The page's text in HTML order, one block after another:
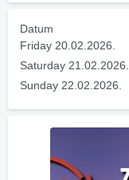
Datum
Friday 20.02.2026.
Saturday 21.02.2026.
Sunday 22.02.2026.